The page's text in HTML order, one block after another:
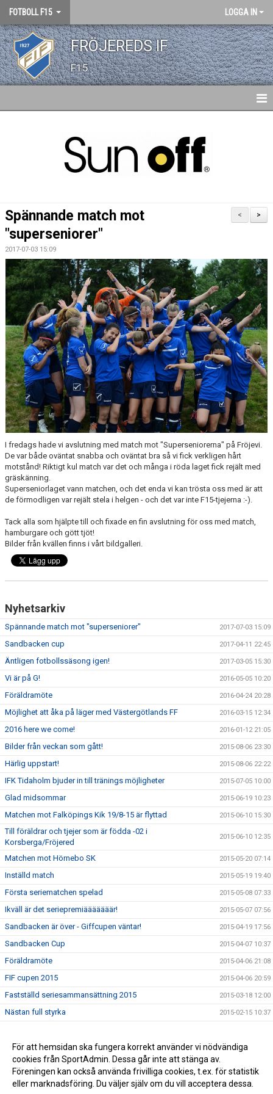
FOTBOLL F15 LOGGA IN
FRÖJEREDS IF
F15
>
<
Spännande match mot
"superseniorer"
2017-07-03 15:09
I fredags hade vi avslutning med match mot "Superseniorerna" på Fröjevi.
De var både oväntat snabba och oväntat bra så vi fick verkligen hårt
motstånd! Riktigt kul match var det och många i röda laget fick rejält med
gräskänning.
Superseniorlaget vann matchen, och det enda vi kan trösta oss med är att
de förmodligen var rejält stela i helgen - och det var inte F15-tjejerna :-).
Tack alla som hjälpte till och fixade en fin avslutning för oss med match,
hamburgare och gött tjöt!
Bilder från kvällen finns i vårt bildgalleri.
Nyhetsarkiv
Spännande match mot "superseniorer" 2017-07-03 15:09
Sandbacken cup 2017-04-11 22:45
Äntligen fotbollssäsong igen! 2017-03-05 15:30
Vi är på G! 2016-05-05 10:20
Föräldramöte 2016-04-24 20:28
Möjlighet att åka på läger med Västergötlands FF 2016-03-15 12:34
2016 here we come! 2016-01-12 21:05
Bilder från veckan som gått! 2015-08-06 23:30
Härlig uppstart! 2015-08-06 22:22
IFK Tidaholm bjuder in till tränings möjligheter 2015-07-05 10:00
Glad midsommar 2015-06-19 10:23
Matchen mot Falköpings Kik 19/8-15 är flyttad 2015-06-10 15:30
Till föräldrar och tjejer som är födda -02 i
Korsberga/Fröjered
2015-06-10 12:35
Matchen mot Hörnebo SK 2015-05-20 07:14
Inställd match 2015-05-19 19:40
Första seriematchen spelad 2015-05-08 07:33
Ikväll är det seriepremiääääääär! 2015-05-07 07:56
Sandbacken är över - Giffcupen väntar! 2015-04-19 17:56
Sandbacken Cup 2015-04-07 10:37
Föräldramöte 2015-04-06 21:08
FIF cupen 2015 2015-04-06 20:59
Fastställd seriesammansättning 2015 2015-03-18 12:00
Nästan full styrka 2015-02-15 10:37
Avslutning för alla barn/ungdomslag i KIF/FIF 2014-10-05 16:04
Sista seriematchen 2014-09-28 12:03
För att hemsidan ska fungera korrekt använder vi nödvändiga
cookies från SportAdmin. Dessa går inte att stänga av.
Föreningen kan också använda frivilliga cookies, t.ex. för statistik
eller marknadsföring. Du väljer själv om du vill acceptera dessa.